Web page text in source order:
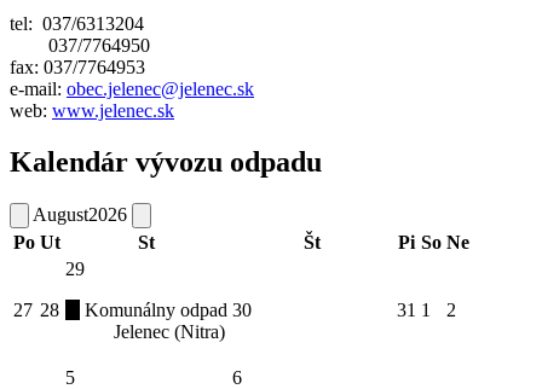
tel: 037/6313204
037/7764950
fax: 037/7764953
e-mail: obec.jelenec@jelenec.sk
web: www.jelenec.sk
Kalendár vývozu odpadu
August2026
Po Ut St Št Pi So Ne
27 28
29
Komunálny odpad
Jelenec (Nitra)
30 31 1 2
5
6